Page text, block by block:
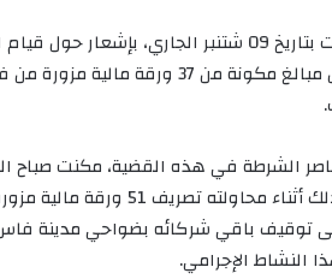
وكانت مصالح الشرطة بمدينة آزرو قد توصلت بتاريخ 09
الشرطة في هذه القضية، مكنت صباح
الأول بالسوق الأسبوعي بنفس
الإجرامي.